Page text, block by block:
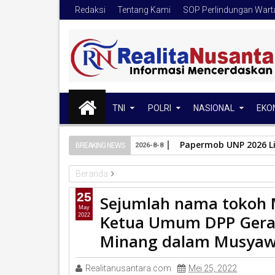
Redaksi Tentang Kami SOP Perlindungan
TNI POLRI NASIONAL
BREAKING NEWS Papermob UNP 2026
2026-8-8
Beranda
PORUM GEBU MINANG
Sejumlah nama tokoh Minangkabau diapungkan
Minang dalam Musyawarah Nasional (Munas) VII.
Sejumlah nama
Ketua Umum DPP
Minang dalam
Realitanusantara.com Mei 25, 2022
25
May
2022